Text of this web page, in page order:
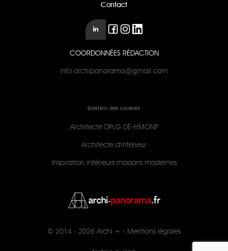
Contact
COORDONNÉES RÉDACTION
info.archipanorama@gmail.com
Gestion des cookies
Architecte DPLG DE-HMONP
Architecte d'intérieur
Inspiration intérieurs maisons modernes
© 2014 - 2026 Archi + - Mentions légales